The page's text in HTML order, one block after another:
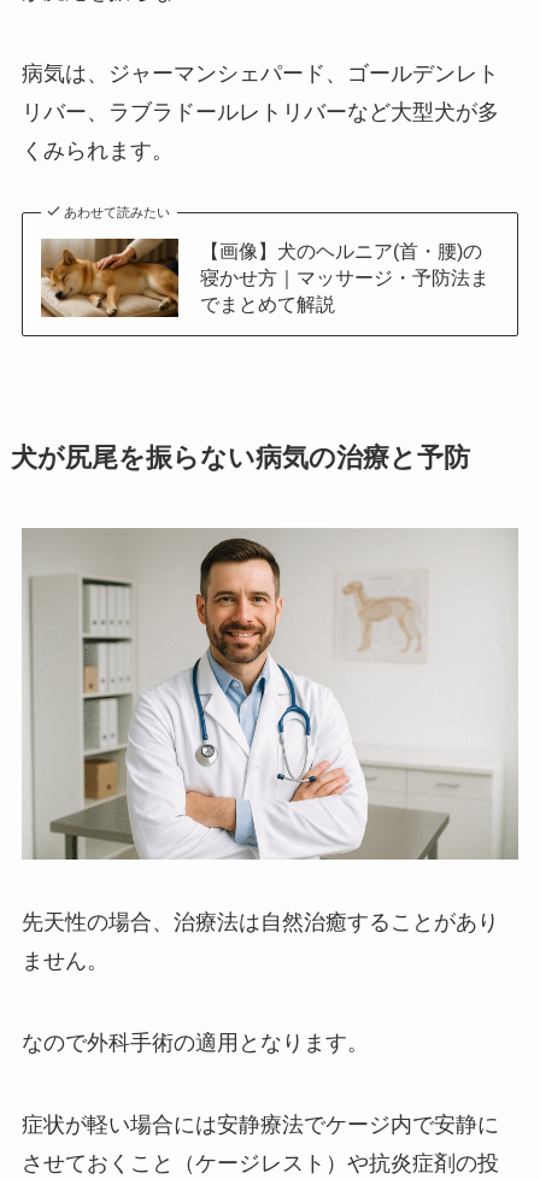
病気は、ジャーマンシェパード、ゴールデンレト
リバー、ラブラドールレトリバーなど大型犬が多
くみられます。
あわせて読みたい
【画像】犬のヘルニア(首・腰)の
寝かせ方｜マッサージ・予防法ま
でまとめて解説
犬が尻尾を振らない病気の治療と予防
先天性の場合、治療法は自然治癒することがあり
ません。
なので外科手術の適用となります。
症状が軽い場合には安静療法でケージ内で安静に
させておくこと（ケージレスト）や抗炎症剤の投